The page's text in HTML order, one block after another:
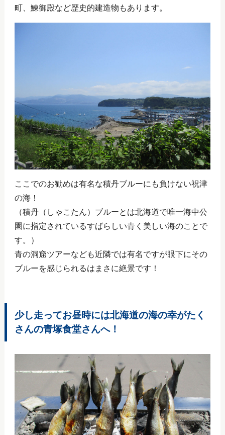
町、鰊御殿など歴史的建造物もあります。
ここでのお勧めは有名な積丹ブルーにも負けない祝津
の海！
（積丹（しゃこたん）ブルーとは北海道で唯一海中公
園に指定されているすばらしい青く美しい海のことで
す。）
青の洞窟ツアーなども近隣では有名ですが眼下にその
ブルーを感じられるはまさに絶景です！
少し走ってお昼時には北海道の海の幸がたく
さんの青塚食堂さんへ！